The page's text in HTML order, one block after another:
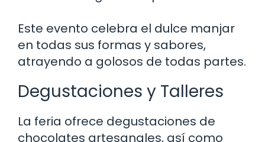
Este evento celebra el dulce manjar
en todas sus formas y sabores,
atrayendo a golosos de todas partes.
Degustaciones y Talleres
La feria ofrece degustaciones de
chocolates artesanales, así como